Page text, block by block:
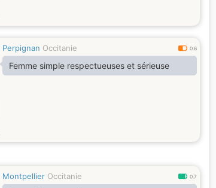
Perpignan Occitanie 0.6
Femme simple respectueuses et sérieuse
Montpellier Occitanie 0.7